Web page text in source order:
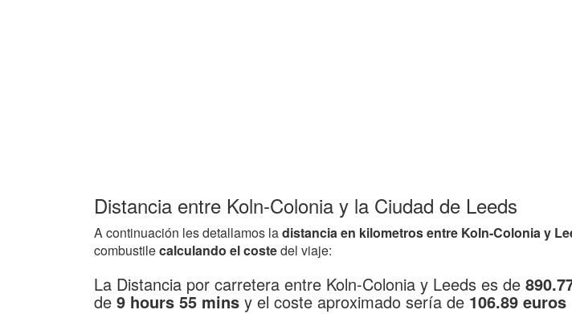
Distancia entre Koln-Colonia y la Ciudad de Leeds
A continuación les detallamos ladistancia en kilometros entre Koln-Colonia y
combustilecalculando el costedel viaje:
La Distancia por carretera entre Koln-Colonia y Leeds es de
de 9 hours 55 mins y el coste aproximado sería de 106.89 euros